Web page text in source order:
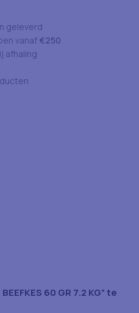
geleverd
vanaf €250
afhaling
60 GR 7.2 KG” te